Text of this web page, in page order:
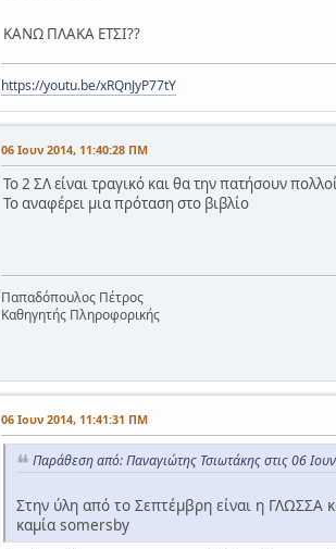
ΚΑΝΩ ΠΛΑΚΑ ΕΤΣΙ??
https://youtu.be/xRQnJyP77tY
06 Ιουν 2014, 11:40:28 ΠΜ
Το 2 ΣΛ είναι τραγικό και θα την πατήσουν
Το αναφέρει μια πρόταση στο βιβλίο
Παπαδόπουλος Πέτρος
Καθηγητής Πληροφορικής
06 Ιουν 2014, 11:41:31 ΠΜ
Παράθεση από: Παναγιώτης Τσιωτάκης στις 06
Στην ύλη από το Σεπτέμβρη είναι η ΓΛΩΣΣΑ
καμία somersby